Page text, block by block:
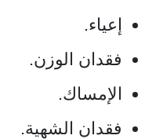
إعياء.
فقدان الوزن.
الإمساك.
فقدان الشهية.